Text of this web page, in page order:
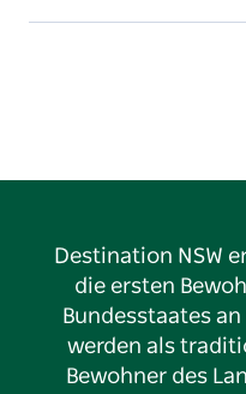
Destination NSW
die ersten
Bundesstaates
werden als
Bewohner des